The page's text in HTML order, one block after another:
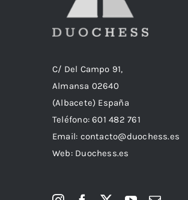
C/ Del Campo 91,
Almansa 02640
(Albacete) España
Teléfono:601 482 761
Email: contacto@duochess.es
Web: Duochess.es